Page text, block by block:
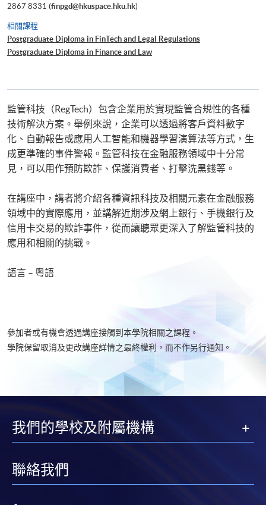
2867 8331 (finpgd@hkuspace.hku.hk)
相關課程
Postgraduate Diploma in FinTech and Legal Regulations
Postgraduate Diploma in Finance and Law
監管科技（RegTech）包含企業用於實現監管合規性的各種
技術解決方案。舉例來說，企業可以透過將客戶資料數字
化、自動報告或應用人工智能和機器學習演算法等方式，生
成更準確的事件警報。監管科技在金融服務領域中十分常
見，可以用作預防欺詐、保護消費者、打擊洗黑錢等。
在講座中，講者將介紹各種資訊科技及相關元素在金融服務
領域中的實際應用，並講解近期涉及網上銀行、手機銀行及
信用卡交易的欺詐事件，從而讓聽眾更深入了解監管科技的
應用和相關的挑戰。
語言 – 粵語
參加者或有機會透過講座接觸到本學院相關之課程。
學院保留取消及更改講座詳情之最終權利，而不作另行通知。​
我們的學校及附屬機構
聯絡我們